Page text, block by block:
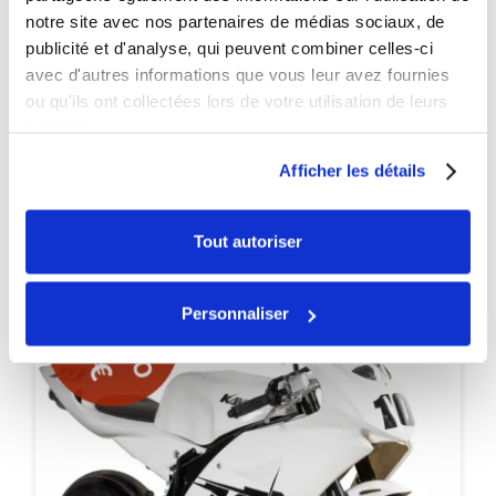
notre site avec nos partenaires de médias sociaux, de
publicité et d'analyse, qui peuvent combiner celles-ci
avec d'autres informations que vous leur avez fournies
ou qu'ils ont collectées lors de votre utilisation de leurs
Afficher les détails
Tout autoriser
Personnaliser
Une question concernant un produit ?
Contactez-nous
LespromotionsDirt Bike France
-45€